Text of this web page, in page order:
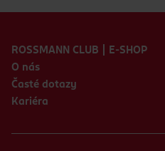
ROSSMANN CLUB | E-SHOP
O nás
Časté dotazy
Kariéra